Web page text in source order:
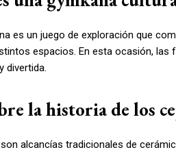
es un juego de exploración que
espacios. En esta ocasión,
divertida.
la historia de los
alcancías tradicionales de